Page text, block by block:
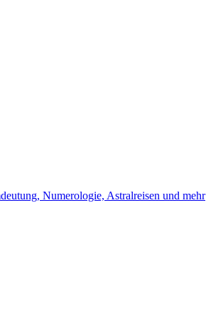
Numerologie, Astralreisen und mehr